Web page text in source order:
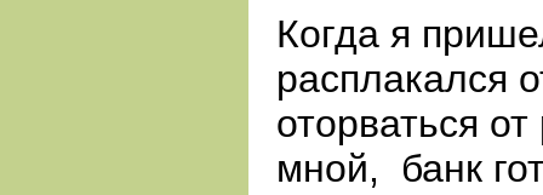
Когда я
расплакался
оторваться
мной,
банк